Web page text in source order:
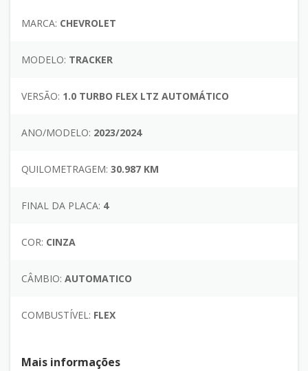
MARCA: CHEVROLET
MODELO: TRACKER
VERSÃO: 1.0 TURBO FLEX LTZ AUTOMÁTICO
ANO/MODELO: 2023/2024
QUILOMETRAGEM: 30.987 KM
FINAL DA PLACA: 4
COR: CINZA
CÂMBIO: AUTOMATICO
COMBUSTÍVEL: FLEX
Mais informações